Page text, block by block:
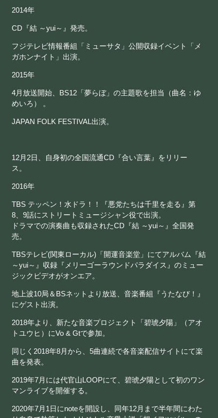
2014年
CD『結 ～yui～』発売。
フジテレビ情報番組「ミューサタ」公開収録イベント「メ
ガホンナイト」出演。
2015年
4月放送開始、BS12「夢らぼ」の主題歌を担当（曲名：ゆ
めいろ） 。
JAPAN FOLK FESTIVAL出演。
12月2日、自身初の全国流通CD『合い言葉』をリリー
ス。
2016年
TBS テッペン！水ドラ！！『悪党たちは千里を走る』第
8、9話にストリートミュージシャン役で出演。
ドラマでの演奏曲も収録されたCD『結 ～yui～』全国発
売。
TBSテレビ(関東ローカル)「開運音楽堂」にてアルバム『結
～yui～』収録『メリーゴーラウンドパラダイス』のミュー
ジックビデオがオンエア。
地上波10局＆BSネットより放送、音楽番組『うたなび！』
にゲスト出演。
2018年より、 新たな音楽プロジェクト「碧琥夕陽」（アオ
トユウヒ）にVo & Gtで参加。
同じく2018年8月から、5曲連続で各音楽配信サイトにて楽
曲を発表。
2019年7月には代官山LOOPにて、碧琥夕陽として初のワン
マンライブを開催する。
2020年7月1日にnoteを開設し、同年12月まで半年間にわた